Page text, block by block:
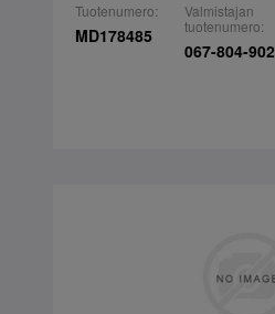
Tuotenumero:
MD178485
Valmistajan
tuotenumero:
067-804-